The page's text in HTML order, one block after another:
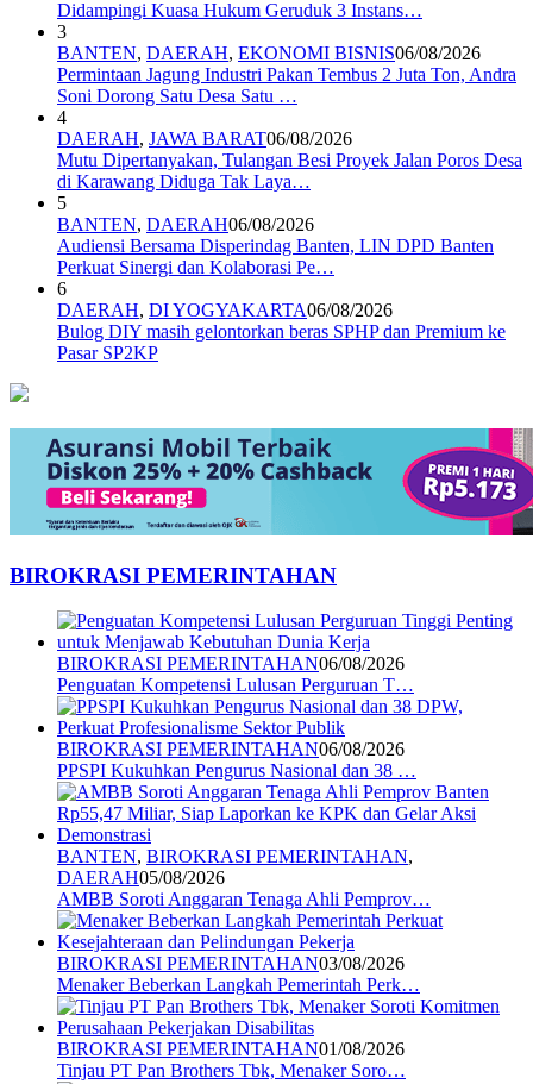
Didampingi Kuasa Hukum Geruduk 3 Instans…
3
BANTEN, DAERAH, EKONOMI BISNIS06/08/2026
Permintaan Jagung Industri Pakan Tembus 2 Juta Ton, Andra
Soni Dorong Satu Desa Satu …
4
DAERAH, JAWA BARAT06/08/2026
Mutu Dipertanyakan, Tulangan Besi Proyek Jalan Poros Desa
di Karawang Diduga Tak Laya…
5
BANTEN, DAERAH06/08/2026
Audiensi Bersama Disperindag Banten, LIN DPD Banten
Perkuat Sinergi dan Kolaborasi Pe…
6
DAERAH, DI YOGYAKARTA06/08/2026
Bulog DIY masih gelontorkan beras SPHP dan Premium ke
Pasar SP2KP
BIROKRASI PEMERINTAHAN
BIROKRASI PEMERINTAHAN06/08/2026
Penguatan Kompetensi Lulusan Perguruan T…
BIROKRASI PEMERINTAHAN06/08/2026
PPSPI Kukuhkan Pengurus Nasional dan 38 …
BANTEN, BIROKRASI PEMERINTAHAN,
DAERAH05/08/2026
AMBB Soroti Anggaran Tenaga Ahli Pemprov…
BIROKRASI PEMERINTAHAN03/08/2026
Menaker Beberkan Langkah Pemerintah Perk…
BIROKRASI PEMERINTAHAN01/08/2026
Tinjau PT Pan Brothers Tbk, Menaker Soro…